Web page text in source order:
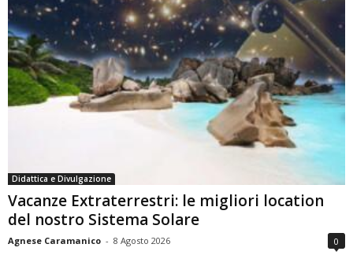
Didattica e Divulgazione
Vacanze Extraterrestri: le migliori location
del nostro Sistema Solare
Agnese Caramanico - 8 Agosto 2026 0